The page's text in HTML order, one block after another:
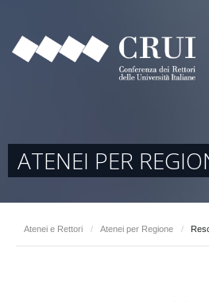
ATENEI PER
Atenei e Rettori / Atenei per Regione /